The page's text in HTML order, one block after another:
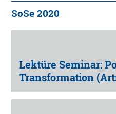
SoSe 2020
Lektüre Seminar:
Transformation